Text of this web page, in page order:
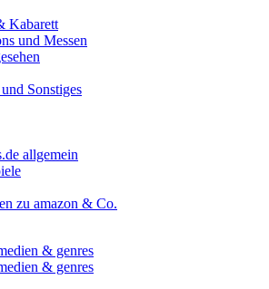
Kabarett
und Messen
Sonstiges
allgemein
zu amazon & Co.